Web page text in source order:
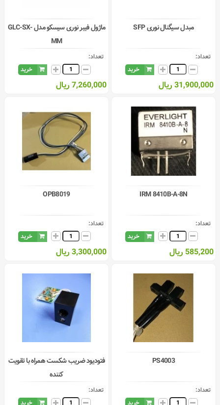
مبدل سیگنال نوری SFP
تعداد:
خرید
31,900,000 ریال
ماژول فیبر نوری سیسکو مدل GLC-SX-
MM
تعداد:
خرید
7,260,000 ریال
IRM 8410B-A-8N
تعداد:
خرید
585,200 ریال
OPB8019
تعداد:
خرید
3,300,000 ریال
PS4003
تعداد:
خرید
فتودیود ضریب شکست همراه با تقویت
کننده
تعداد:
خرید